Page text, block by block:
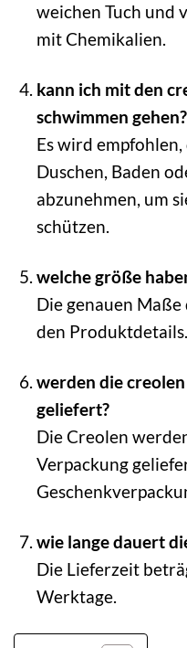
weichen Tuch und
mit Chemikalien.
kann ich mit den
schwimmen gehen?
Es wird
Duschen, Baden
abzunehmen, um
schützen.
welche größe
Die genauen
den Produktdetails.
werden die
geliefert?
Die Creolen
Verpackung
wie lange dauert
Die Lieferzeit
Werktage.